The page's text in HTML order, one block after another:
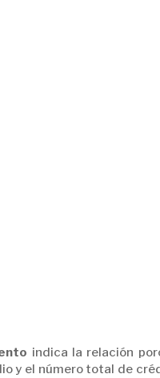
indica la relación
y el número total de